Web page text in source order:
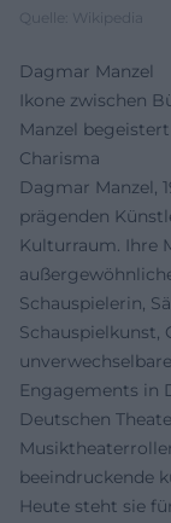
Quelle: Wikipedia
Dagmar Manzel
Ikone zwischen
Manzel
Charisma
Dagmar Manzel,
prägenden
Kulturraum. Ihre
Schauspielerin,
Schauspielkunst,
Engagements in
Deutschen
beeindruckende
Heute steht sie